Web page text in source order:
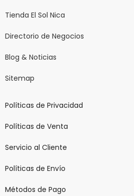
Tienda El Sol Nica
Directorio de Negocios
Blog & Noticias
Sitemap
Políticas de Privacidad
Políticas de Venta
Servicio al Cliente
Políticas de Envío
Métodos de Pago